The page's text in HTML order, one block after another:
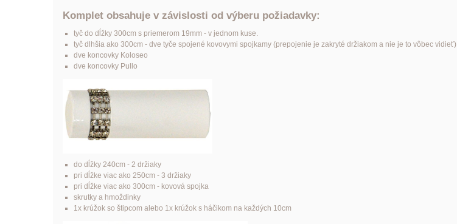
Komplet obsahuje v závislosti od výberu požiadavky:
tyč do dĺžky 300cm s priemerom 19mm - v jednom kuse.
tyč dlhšia ako 300cm - dve tyče spojené kovovymi spojkamy (prepojenie je zakryté držiakom a nie je to vôbec vidieť).
dve koncovky Koloseo
dve koncovky Pullo
do dĺžky 240cm - 2 držiaky
pri dĺžke viac ako 250cm - 3 držiaky
pri dĺžke viac ako 300cm - kovová spojka
skrutky a hmoždinky
1x krúžok so štipcom alebo 1x krúžok s háčikom na každých 10cm